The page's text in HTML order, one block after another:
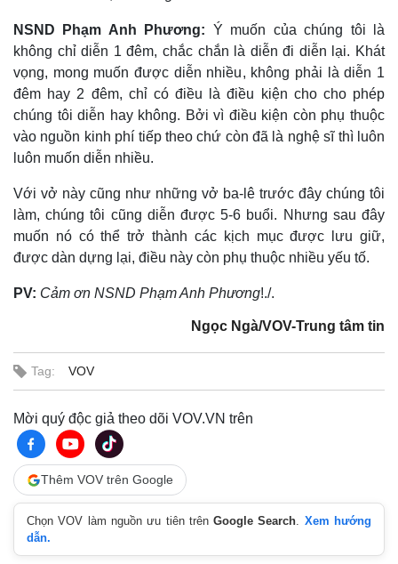
NSND Phạm Anh Phương: Ý muốn của chúng tôi là
không chỉ diễn 1 đêm, chắc chắn là diễn đi diễn lại. Khát
vọng, mong muốn được diễn nhiều, không phải là diễn 1
đêm hay 2 đêm, chỉ có điều là điều kiện cho cho phép
chúng tôi diễn hay không. Bởi vì điều kiện còn phụ thuộc
vào nguồn kinh phí tiếp theo chứ còn đã là nghệ sĩ thì luôn
luôn muốn diễn nhiều.
Với vở này cũng như những vở ba-lê trước đây chúng tôi
làm, chúng tôi cũng diễn được 5-6 buổi. Nhưng sau đây
muốn nó có thể trở thành các kịch mục được lưu giữ,
được dàn dựng lại, điều này còn phụ thuộc nhiều yếu tố.
PV: Cảm ơn NSND Phạm Anh Phương!./.
Ngọc Ngà/VOV-Trung tâm tin
Tag: VOV
Mời quý độc giả theo dõi VOV.VN trên
Thêm VOV trên Google
Chọn VOV làm nguồn ưu tiên trênGoogle Search. Xem hướng
dẫn.